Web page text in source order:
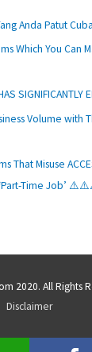
Anda Patut
Which You Can
SIGNIFICANTLY
Volume with
That Misuse
‘Part-Time Job’
2020. All Rights
Disclaimer